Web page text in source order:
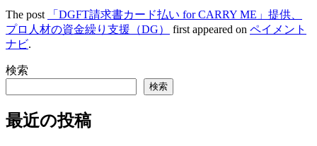
The post
「DGFT請求書カード払い for CARRY ME」提供、
プロ人材の資金繰り支援（DG）
first appeared on ペイメント
ナビ.
検索
検索
最近の投稿